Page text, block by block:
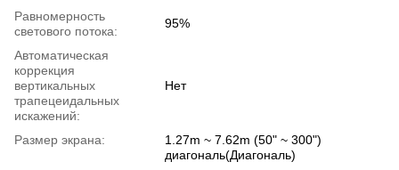
Равномерность
светового потока:
95%
Автоматическая
коррекция
вертикальных
трапецеидальных
искажений:
Нет
Размер экрана:
1.27m ~ 7.62m (50" ~ 300")
диагональ(Диагональ)